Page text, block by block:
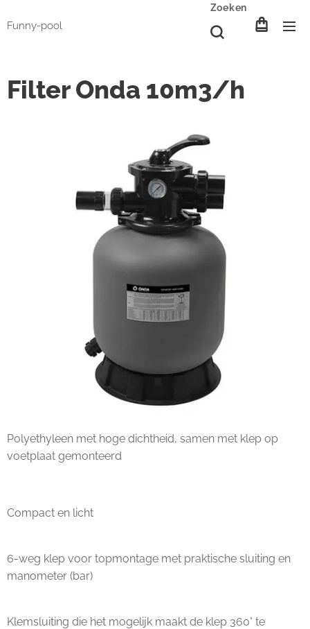
Funny-pool
Zoeken
Filter Onda 10m3/h
Polyethyleen met hoge dichtheid, samen met klep op
voetplaat gemonteerd
Compact en licht
6-weg klep voor topmontage met praktische sluiting en
manometer (bar)
Klemsluiting die het mogelijk maakt de klep 360° te